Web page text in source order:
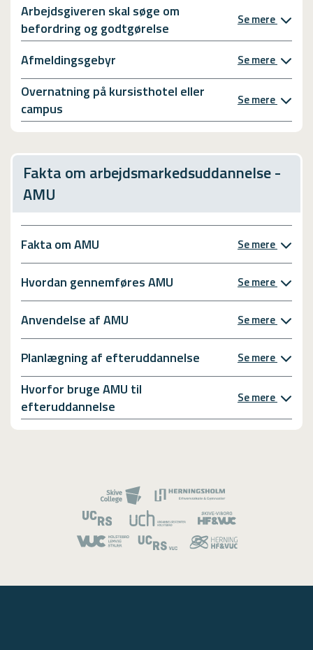
Arbejdsgiveren skal søge om
befordring og godtgørelse
Se mere
Afmeldingsgebyr Se mere
Overnatning på kursisthotel eller
campus
Se mere
Fakta om arbejdsmarkedsuddannelse -
AMU
Fakta om AMU Se mere
Hvordan gennemføres AMU Se mere
Anvendelse af AMU Se mere
Planlægning af efteruddannelse Se mere
Hvorfor bruge AMU til
efteruddannelse
Se mere